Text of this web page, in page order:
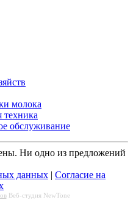
молока
техника
обслуживание
Ни одно из предложений
данных | Согласие на
Веб-студия NewTone